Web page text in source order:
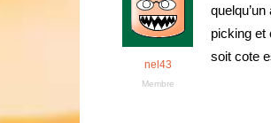
nel43
Membre
picking et
soit cote